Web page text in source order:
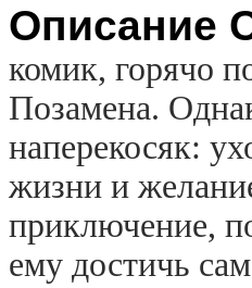
Описание
комик, горячо
Позамена.
наперекосяк:
жизни и
приключение,
ему достичь